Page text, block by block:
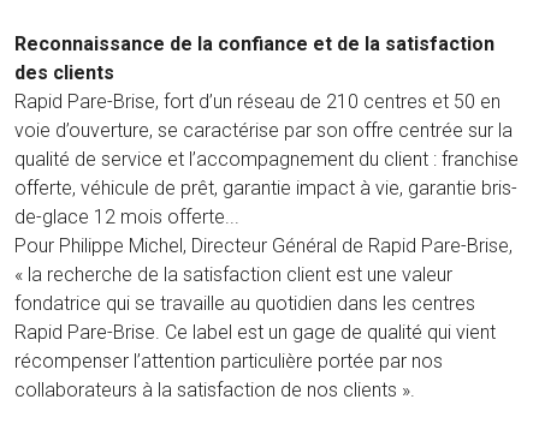
Reconnaissance de la confiance et de la satisfaction
des clients
Rapid Pare-Brise, fort d’un réseau de 210 centres et 50 en
voie d’ouverture, se caractérise par son offre centrée sur la
qualité de service et l’accompagnement du client : franchise
offerte, véhicule de prêt, garantie impact à vie, garantie bris-
de-glace 12 mois offerte...
Pour Philippe Michel, Directeur Général de Rapid Pare-Brise,
« la recherche de la satisfaction client est une valeur
fondatrice qui se travaille au quotidien dans les centres
Rapid Pare-Brise. Ce label est un gage de qualité qui vient
récompenser l’attention particulière portée par nos
collaborateurs à la satisfaction de nos clients ».